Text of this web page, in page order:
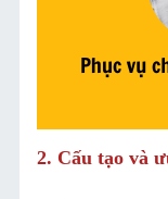
2. Cấu tạo và